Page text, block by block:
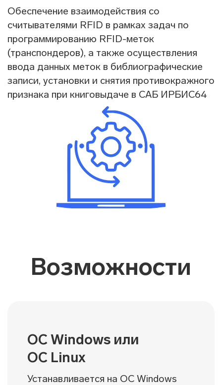
Обеспечение взаимодействия со
считывателями RFID в рамках задач по
программированию RFID-меток
(транспондеров), а также осуществления
ввода данных меток в библиографические
записи, установки и снятия противокражного
признака при книговыдаче в САБ ИРБИС64
Возможности
ОС Windows или
ОС Linux
Устанавливается на ОС Windows